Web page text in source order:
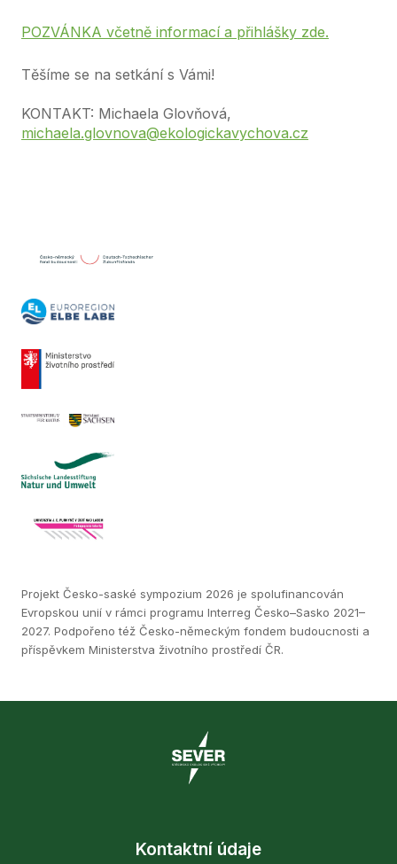
POZVÁNKA včetně informací a přihlášky zde.
Těšíme se na setkání s Vámi!
KONTAKT: Michaela Glovňová,
michaela.glovnova@ekologickavychova.cz
Projekt Česko-saské sympozium 2026 je spolufinancován
Evropskou unií v rámci programu Interreg Česko–Sasko 2021–
2027. Podpořeno též Česko-německým fondem budoucnosti a
příspěvkem Ministerstva životního prostředí ČR.
Kontaktní údaje